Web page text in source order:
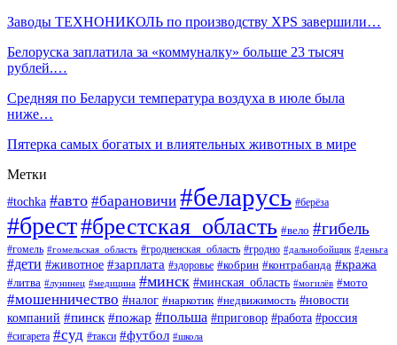
Заводы ТЕХНОНИКОЛЬ по производству XPS завершили…
Белоруска заплатила за «коммуналку» больше 23 тысяч
рублей.…
Средняя по Беларуси температура воздуха в июле была
ниже…
Пятерка самых богатых и влиятельных животных в мире
Метки
#tochka #авто #барановичи #беларусь #берёза
#брест#брестская_область #вело #гибель
#гомель #гомельская_область #гродненская_область #гродно #дальнобойщик #деньга
#дети #животное #зарплата #здоровье #кобрин #контрабанда #кража
#литва #лунинец #медицина #минск #минская_область #могилёв #мото
#мошенничество #налог #наркотик #недвижимость #новости
компаний #пинск #пожар #польша #приговор #работа #россия
#сигарета #суд #такси #футбол #школа